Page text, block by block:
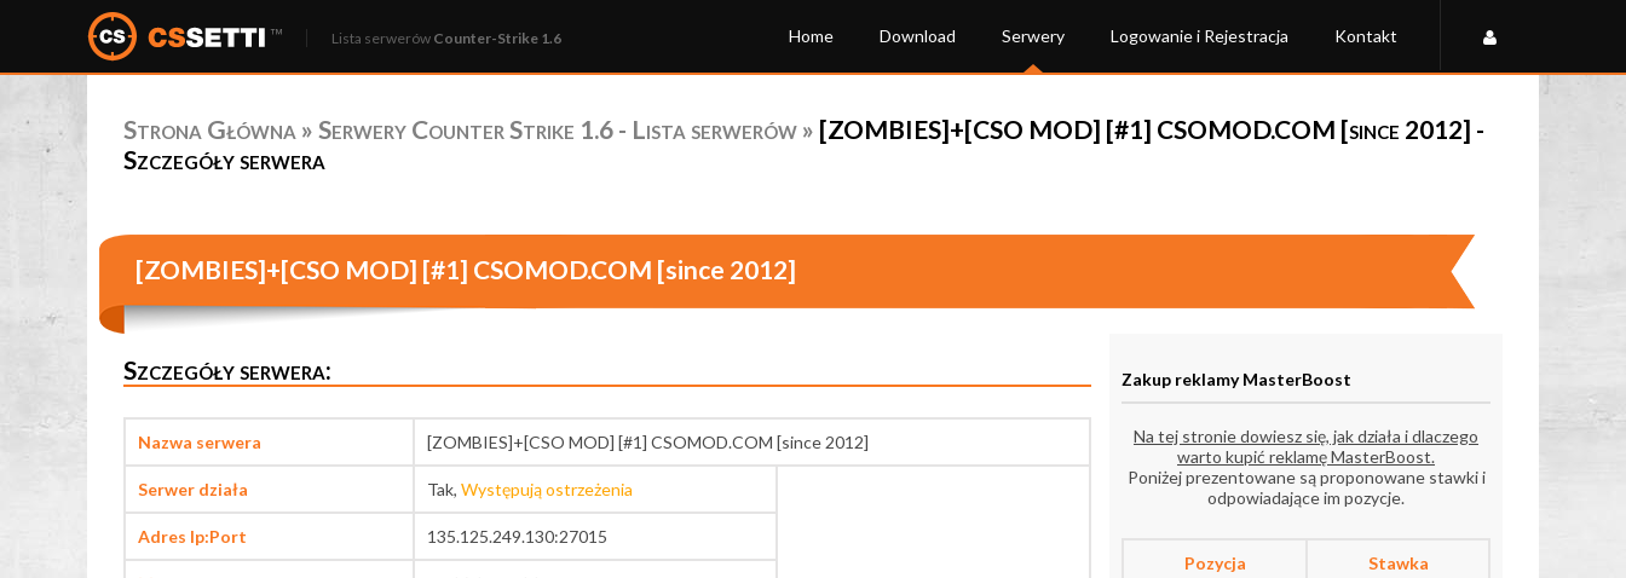
Lista serwerów Counter-Strike 1.6 Home Download Serwery Logowanie i Rejestracja Kontakt
Strona Główna » Serwery Counter Strike 1.6 - Lista serwerów » [ZOMBIES]+[CSO MOD] [#1] CSOMOD.COM [since 2012] -
Szczegóły serwera
[ZOMBIES]+[CSO MOD] [#1] CSOMOD.COM [since 2012]
Szczegóły serwera:
Nazwa serwera [ZOMBIES]+[CSO MOD] [#1] CSOMOD.COM [since 2012]
Serwer działa Tak, Występują ostrzeżenia
Adres Ip:Port 135.125.249.130:27015
Zakup reklamy MasterBoost
Na tej stronie dowiesz się, jak działa i dlaczego
warto kupić reklamę MasterBoost.
Poniżej prezentowane są proponowane stawki i
odpowiadające im pozycje.
Pozycja Stawka